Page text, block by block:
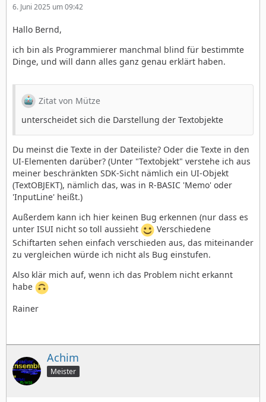
6. Juni 2025 um 09:42
Hallo Bernd,
ich bin als Programmierer manchmal blind für bestimmte
Dinge, und will dann alles ganz genau erklärt haben.
Zitat von Mütze
unterscheidet sich die Darstellung der Textobjekte
Du meinst die Texte in der Dateiliste? Oder die Texte in den
UI-Elementen darüber? (Unter "Textobjekt" verstehe ich aus
meiner beschränkten SDK-Sicht nämlich ein UI-Objekt
(TextOBJEKT), nämlich das, was in R-BASIC 'Memo' oder
'InputLine' heißt.)
Außerdem kann ich hier keinen Bug erkennen (nur dass es
unter ISUI nicht so toll aussieht
Verschiedene
Schiftarten sehen einfach verschieden aus, das miteinander
zu vergleichen würde ich nicht als Bug einstufen.
Also klär mich auf, wenn ich das Problem nicht erkannt
habe
Rainer
Achim
Meister